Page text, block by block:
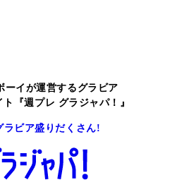
ーイが運営するグラビア
『週プレ グラジャパ！』
ラビア盛りだくさん!